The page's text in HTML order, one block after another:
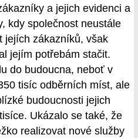
a jejich evidenci a
kdy společnost neustále
jejích zákazníků, však
jejím potřebám stačit.
do budoucna, neboť v
tisíc odběrních míst, ale
budoucnosti jejich
Ukázalo se také, že
realizovat nové služby